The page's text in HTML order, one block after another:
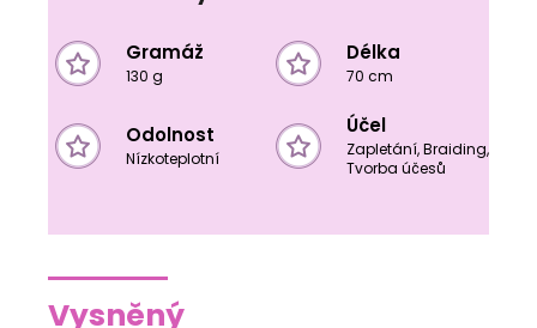
Gramáž
130 g
Délka
70 cm
Odolnost
Nízkoteplotní
Účel
Zapletání, Braiding,
Tvorba účesů
Vysněný